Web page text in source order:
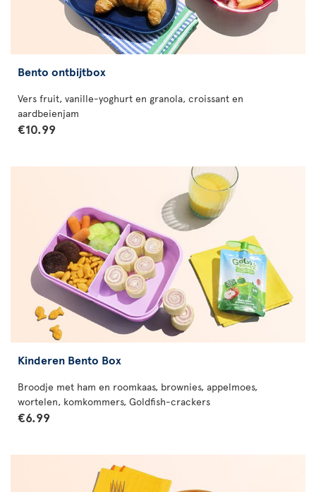
Bento ontbijtbox
Vers fruit, vanille-yoghurt en granola, croissant en
aardbeienjam
€10.99
Kinderen Bento Box
Broodje met ham en roomkaas, brownies, appelmoes,
wortelen, komkommers, Goldfish-crackers
€6.99